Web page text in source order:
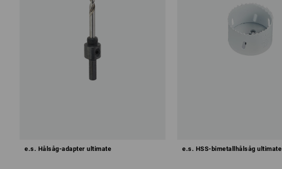
e.s. Hålsåg-adapter ultimate e.s. HSS-bimetallhålsåg ultimate